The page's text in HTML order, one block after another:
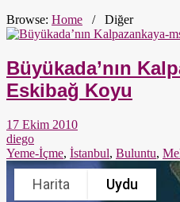
Browse: Home / Diğer
Büyükada’nın
Eskibağ Koyu
17 Ekim 2010
diego
Yeme-İçme, İstanbul, Buluntu,
Harita Uydu